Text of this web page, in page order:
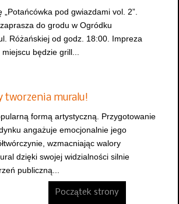
pod gwiazdami vol. 2”.
do grodu w Ogródku
Różańskiej od godz. 18:00. Impreza
będzie grill...
tworzenia muralu!
formą artystyczną. Przygotowanie
angażuje emocjonalnie jego
wzmacniając walory
dzięki swojej widzialności silnie
publiczną...
Początek strony